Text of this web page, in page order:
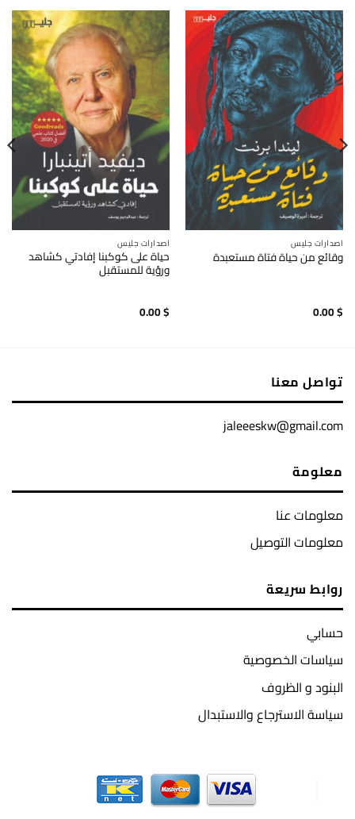
اصدارات جليس
وقائع من حياة فتاة مستعبدة
0.00$
اصدارات جليس
حياة على كوكبنا إفادتي كشاهد
ورؤية للمستقبل
0.00$
تواصل معنا
jaleeeskw@gmail.com
معلومة
معلومات عنا
معلومات التوصيل
روابط سريعة
حسابي
سياسات الخصوصية
البنود و الظروف
سياسة الاسترجاع والاستبدال